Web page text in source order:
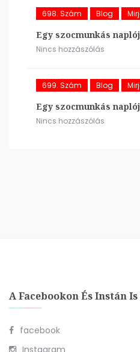
698. Szám Blog
Egy szocmunkás
Nincs hozzászólás
699. Szám Blog
Egy szocmunkás
Nincs hozzászólás
A Facebookon És Instán
facebook
Instagram